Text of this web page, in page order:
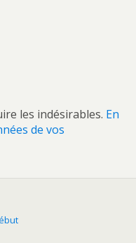
les indésirables. En
de vos